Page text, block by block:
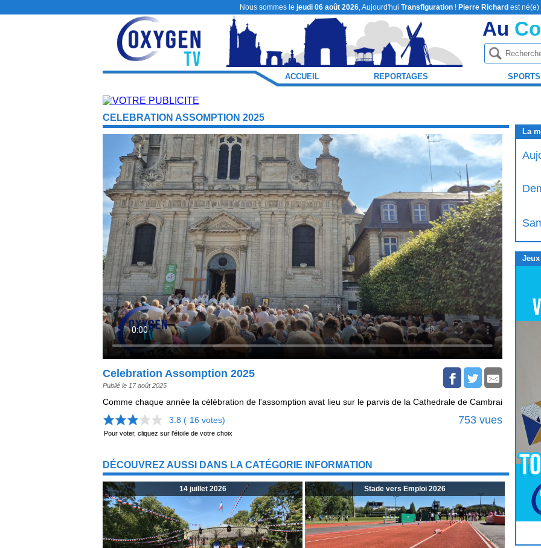
Nous sommes le jeudi 06 août 2026, Aujourd'hui Transfiguration ! Pierre Richard est né(e)
Au
ACCUEIL REPORTAGES SPORTS
CELEBRATION ASSOMPTION 2025
Celebration Assomption 2025
Publié le 17 août 2025
Comme chaque année la célébration de l'assomption avat lieu sur le parvis de la Cathedrale de Cambrai
3.8 ( 16 votes) 753 vues
Pour voter, cliquez sur l'étoile de votre choix
DÉCOUVREZ AUSSI DANS LA CATÉGORIE INFORMATION
14 juillet 2026 Stade vers Emploi 2026
La
Jeux
PourJouer cliquez-ici